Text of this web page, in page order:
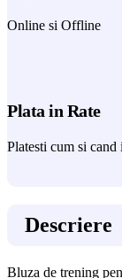
Online si Offline
Plata in Rate
Platesti cum si
Descriere
Bluza de trening